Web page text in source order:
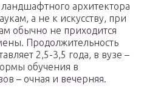
архитектора
а не к искусству, при
обычно не приходится
Продолжительность
2,5-3,5 года, в вузе –
обучения в
– очная и вечерняя.